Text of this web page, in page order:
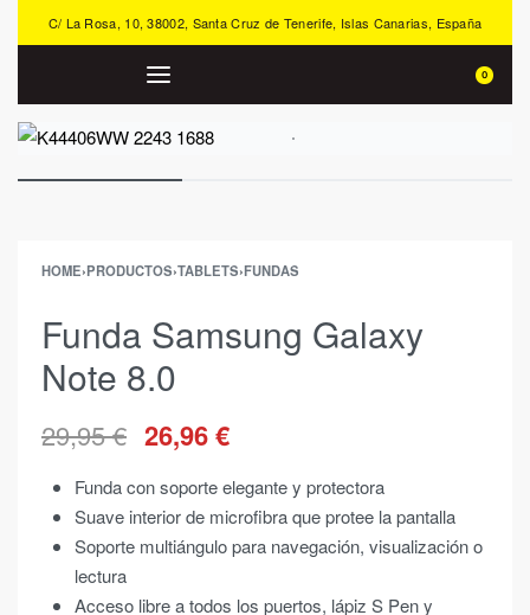
C/ La Rosa, 10, 38002, Santa Cruz de Tenerife, Islas Canarias, España
0
HOME›PRODUCTOS›TABLETS›FUNDAS
Funda Samsung Galaxy
Note 8.0
29,95€ 26,96€
Funda con soporte elegante y protectora
Suave interior de microfibra que protee la pantalla
Soporte multiángulo para navegación, visualización o
lectura
Acceso libre a todos los puertos, lápiz S Pen y